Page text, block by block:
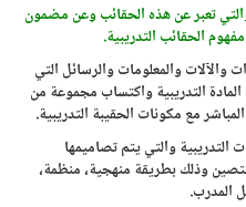
تعبر عن هذه الحقائب وعن مضمون
الحقائب التدريبية.
والآلات والمعلومات والرسائل التي
التدريبية واكتساب مجموعة من
مع مكونات الحقيبة التدريبية.
التدريبية والتي يتم تصاميمها
وذلك بطريقة منهجية، منظمة،
المدرب.